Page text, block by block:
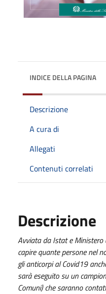
INDICE DELLA PAGINA
Descrizione
A cura di
Allegati
Contenuti correlati
Descrizione
Avviata da Istat e Ministero
capire quante persone nel
gli anticorpi al Covid19
sarà eseguito su un
Comuni) che saranno